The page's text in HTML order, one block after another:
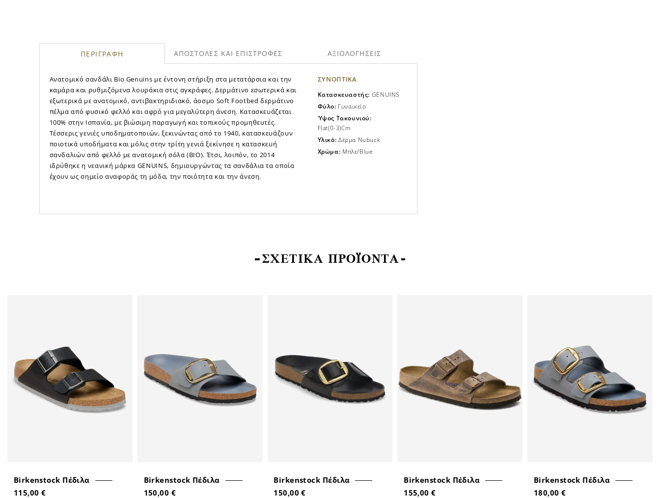
ΠΕΡΙΓΡΑΦΗ
Ανατομικό σανδάλι Bio Genuins με έντονη στήριξη στα μετατάρσια και την
καμάρα και ρυθμιζόμενα λουράκια στις αγκράφες. Δερμάτινο εσωτερικά και
εξωτερικά με ανατομικό, αντιβακτηριδιακό, άοσμο Soft Footbed δερμάτινο
πέλμα από φυσικό φελλό και αφρό για μεγαλύτερη άνεση. Κατασκευάζεται
100% στην Ισπανία, με βιώσιμη παραγωγή και τοπικούς προμηθευτές.
Τέσσερις γενιές υποδηματοποιών, ξεκινώντας από το 1940, κατασκευάζουν
ποιοτικά υποδήματα και μόλις στην τρίτη γενιά ξεκίνησε η κατασκευή
σανδαλιών από φελλό με ανατομική σόλα (BIO). Έτσι, λοιπόν, το 2014
ιδρύθηκε η νεανική μάρκα GENUINS, δημιουργώντας τα σανδάλια τα οποία
έχουν ως σημείο αναφοράς τη μόδα, την ποιότητα και την άνεση.
ΣΥΝΟΠΤΙΚΑ
Κατασκευαστής: GENUINS
Φύλο: Γυναικείο
Ύψος Τακουνιού:
Flat(0-3)cm
Υλικό: Δέρμα Nubuck
Χρώμα: Μπλε/blue
ΑΠΟΣΤΟΛΕΣ ΚΑΙ ΕΠΙΣΤΡΟΦΕΣ ΑΞΙΟΛΟΓΗΣΕΙΣ
ΣΧΕΤΙΚΑ ΠΡΟΪΟΝΤΑ
Birkenstock Πέδιλα
115,00 €
Birkenstock Πέδιλα
150,00 €
Birkenstock Πέδιλα
150,00 €
Birkenstock Πέδιλα
155,00 €
Birkenstock Πέδιλα
180,00 €